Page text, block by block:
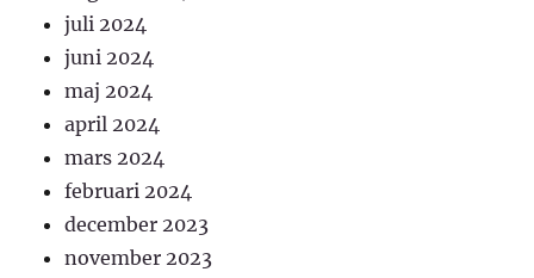
juli 2024
juni 2024
maj 2024
april 2024
mars 2024
februari 2024
december 2023
november 2023